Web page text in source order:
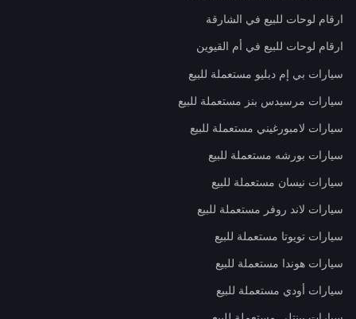
ارقام لوحات للبيع في الشارقة
ارقام لوحات للبيع في أم القيوين
سيارات بي إم دبليو مستعملة للبيع
سيارات مرسيدس بنز مستعملة للبيع
سيارات لامبورغيني مستعملة للبيع
سيارات بورشه مستعملة للبيع
سيارات نيسان مستعملة للبيع
سيارات لاند روفر مستعملة للبيع
سيارات تويوتا مستعملة للبيع
سيارات هوندا مستعملة للبيع
سيارات أودي مستعملة للبيع